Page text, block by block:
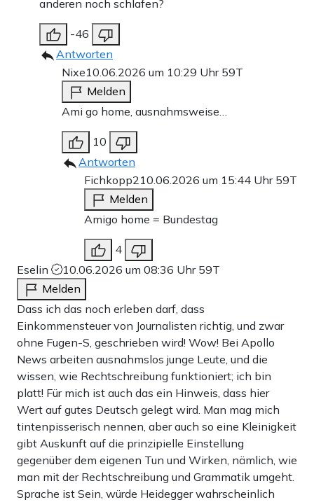
anderen noch schlafen?
-46
Antworten
Nixe10.06.2026 um 10:29 Uhr 59T
Melden
Ami go home, ausnahmsweise…
10
Antworten
Fichkopp2 10.06.2026 um 15:44 Uhr 59T
Melden
Amigo home = Bundestag
4
Eselin
10.06.2026 um 08:36 Uhr 59T
Melden
Dass ich das noch erleben darf, dass
Einkommensteuer von Journalisten richtig, und zwar
ohne Fugen-S, geschrieben wird! Wow! Bei Apollo
News arbeiten ausnahmslos junge Leute, und die
wissen, wie Rechtschreibung funktioniert; ich bin
platt! Für mich ist auch das ein Hinweis, dass hier
Wert auf gutes Deutsch gelegt wird. Man mag mich
tintenpisserisch nennen, aber auch so eine Kleinigkeit
gibt Auskunft auf die prinzipielle Einstellung
gegenüber dem eigenen Tun und Wirken, nämlich, wie
man mit der Rechtschreibung und Grammatik umgeht.
Sprache ist Sein, würde Heidegger wahrscheinlich